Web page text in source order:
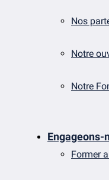
Nos
Notre
Notre
Engageons-
Former